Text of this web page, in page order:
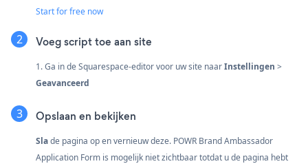
Start for free now
Voeg script toe aan site
1. Ga in de Squarespace-editor voor uw site naarInstellingen >
Geavanceerd
Opslaan en bekijken
Slade pagina op en vernieuw deze. POWR Brand Ambassador
Application Form is mogelijk niet zichtbaar totdat u de pagina hebt